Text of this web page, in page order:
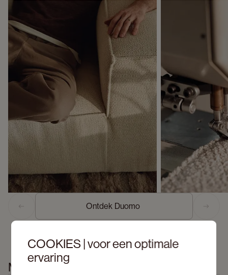
COOKIES | voor een optimale
ervaring
Ontdek Duomo
Meer informatie